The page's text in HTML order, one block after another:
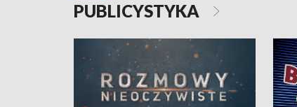
PUBLICYSTYKA